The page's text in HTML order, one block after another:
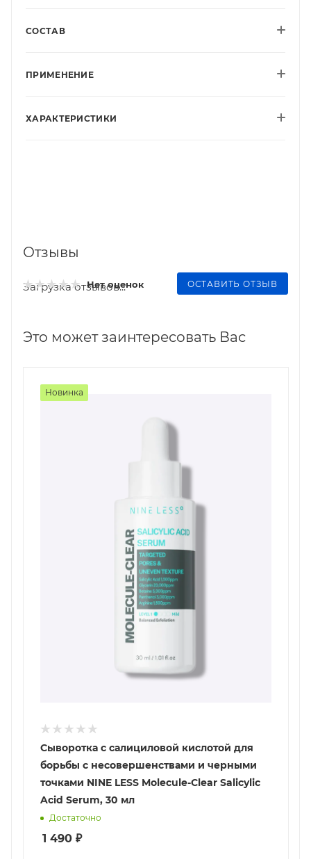
СОСТАВ
ПРИМЕНЕНИЕ
ХАРАКТЕРИСТИКИ
Отзывы
Нет оценок ОСТАВИТЬ ОТЗЫВ
Загрузка отзывов...
Это может заинтересовать Вас
Новинка
Сыворотка с салициловой кислотой для
борьбы с несовершенствами и черными
точками NINE LESS Molecule-Clear Salicylic
Acid Serum, 30 мл
Достаточно
1 490 ₽